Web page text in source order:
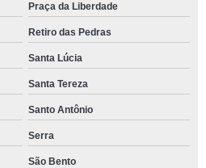
Praça da Liberdade
Retiro das Pedras
Santa Lúcia
Santa Tereza
Santo Antônio
Serra
São Bento